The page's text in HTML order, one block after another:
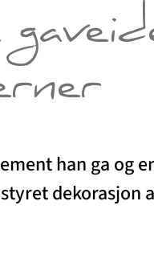
han ga og
dekorasjon